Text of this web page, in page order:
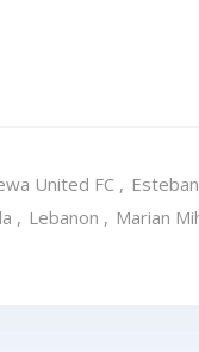
United FC ,
, Lebanon , Marian